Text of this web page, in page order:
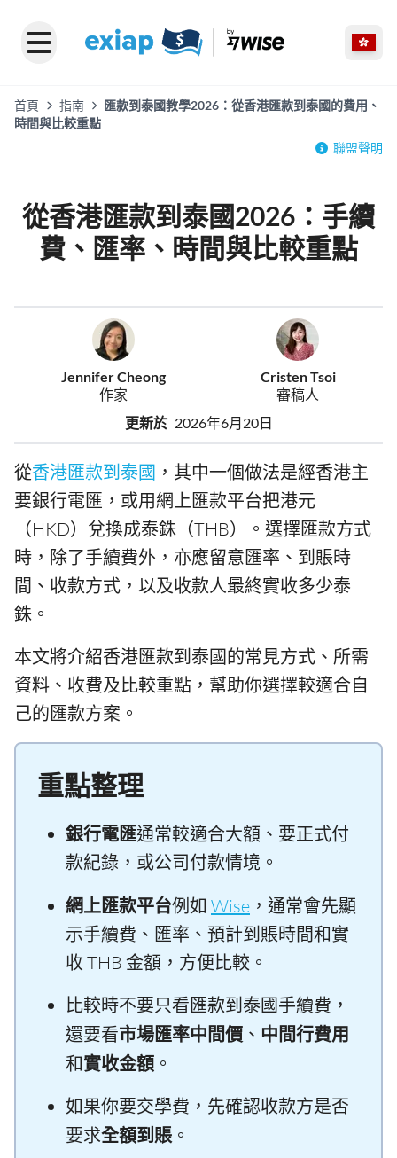
首頁 指南
匯款到泰國教學2026：從香港匯款到泰國的費用、
時間與比較重點
聯盟聲明
從香港匯款到泰國2026：手續
費、匯率、時間與比較重點
Jennifer Cheong
作家
Cristen Tsoi
審稿人
更新於 2026年6月20日
從香港匯款到泰國 ，其中一個做法是經香港主
要銀行電匯，或用網上匯款平台把港元
（HKD）兌換成泰銖（THB）。選擇匯款方式
時，除了手續費外，亦應留意匯率、到賬時
間、收款方式，以及收款人最終實收多少泰
銖。
本文將介紹香港匯款到泰國的常見方式、所需
資料、收費及比較重點，幫助你選擇較適合自
己的匯款方案。
重點整理
銀行電匯通常較適合大額、要正式付
款紀錄，或公司付款情境。
網上匯款平台例如 Wise ，通常會先顯
示手續費、匯率、預計到賬時間和實
收 THB 金額，方便比較。
比較時不要只看匯款到泰國手續費，
還要看市場匯率中間價 、 中間行費用
和實收金額 。
如果你要交學費，先確認收款方是否
要求全額到賬。